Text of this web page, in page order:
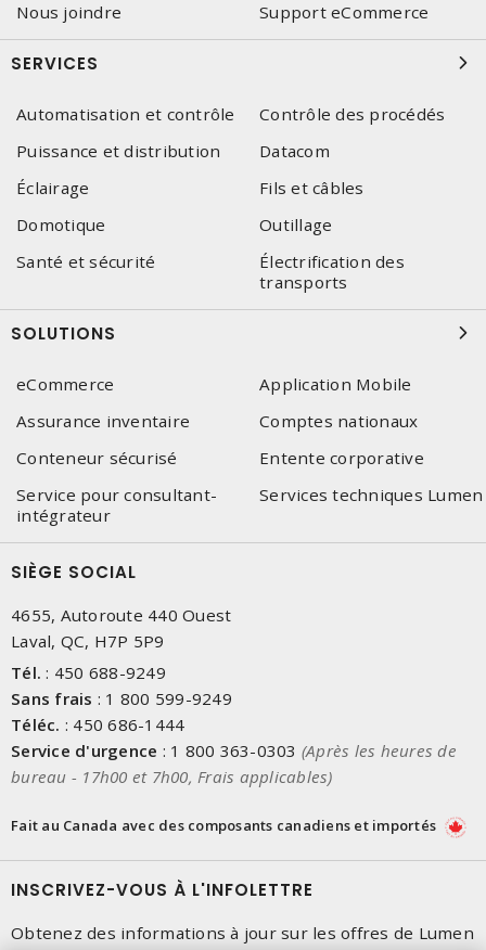
Nous joindre
Support eCommerce
SERVICES
Automatisation et contrôle
Contrôle des procédés
Puissance et distribution
Datacom
Éclairage
Fils et câbles
Domotique
Outillage
Santé et sécurité
Électrification des
transports
SOLUTIONS
eCommerce
Application Mobile
Assurance inventaire
Comptes nationaux
Conteneur sécurisé
Entente corporative
Service pour consultant-
intégrateur
Services techniques Lumen
SIÈGE SOCIAL
4655, Autoroute 440 Ouest
Laval, QC, H7P 5P9
Tél. : 450 688-9249
Sans frais : 1 800 599-9249
Téléc. : 450 686-1444
Service d'urgence : 1 800 363-0303 (Après les heures de
bureau - 17h00 et 7h00, Frais applicables)
Fait au Canada avec des composants canadiens et importés
INSCRIVEZ-VOUS À L'INFOLETTRE
Obtenez des informations à jour sur les offres de Lumen